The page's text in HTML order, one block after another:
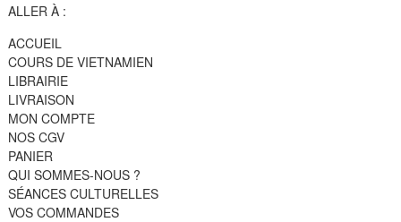
ALLER À :
ACCUEIL
COURS DE VIETNAMIEN
LIBRAIRIE
LIVRAISON
MON COMPTE
NOS CGV
PANIER
QUI SOMMES-NOUS ?
SÉANCES CULTURELLES
VOS COMMANDES